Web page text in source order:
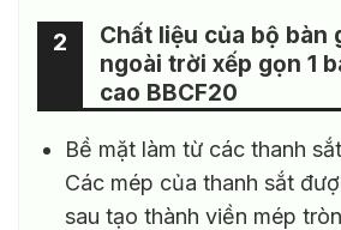
Chất liệu của bộ bàn
ngoài trời xếp gọn 1
cao BBCF20
2
Bề mặt làm từ các thanh
Các mép của thanh sắt
sau tạo thành viền mép